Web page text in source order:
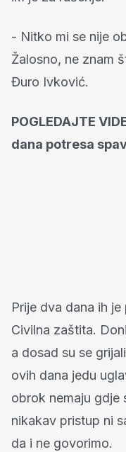
- Nitko mi se nije
Žalosno, ne znam
Đuro Ivković.
POGLEDAJTE
dana potresa
Prije dva dana ih
Civilna zaštita.
a dosad su se
ovih dana jedu
obrok nemaju gdje
nikakav pristup ni
da i ne govorimo.